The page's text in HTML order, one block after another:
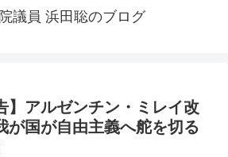
議員 浜田聡のブログ
】アルゼンチン・ミレイ改
が国が自由主義へ舵を切る